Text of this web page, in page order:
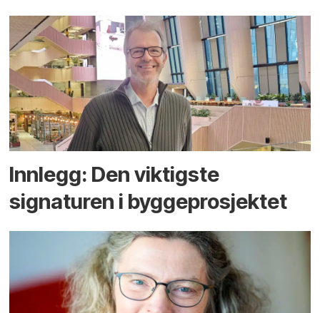
Innlegg: Den viktigste
signaturen i bygge­­prosjektet